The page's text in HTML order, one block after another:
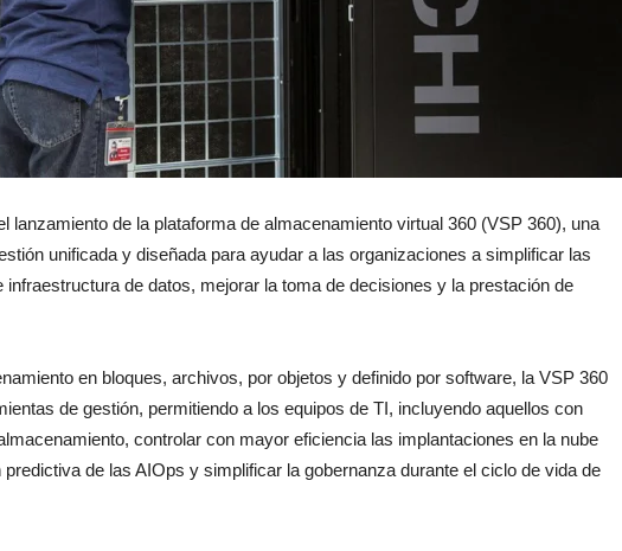
lanzamiento de la plataforma de almacenamiento virtual 360 (VSP 360), una
unificada y diseñada para ayudar a las organizaciones a simplificar las
infraestructura de datos, mejorar la toma de decisiones y la prestación de
en bloques, archivos, por objetos y definido por software, la VSP 360
de gestión, permitiendo a los equipos de TI, incluyendo aquellos con
controlar con mayor eficiencia las implantaciones en la nube
de las AIOps y simplificar la gobernanza durante el ciclo de vida de